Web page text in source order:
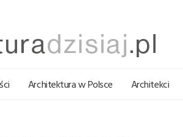
Architektura w Polsce Architekci